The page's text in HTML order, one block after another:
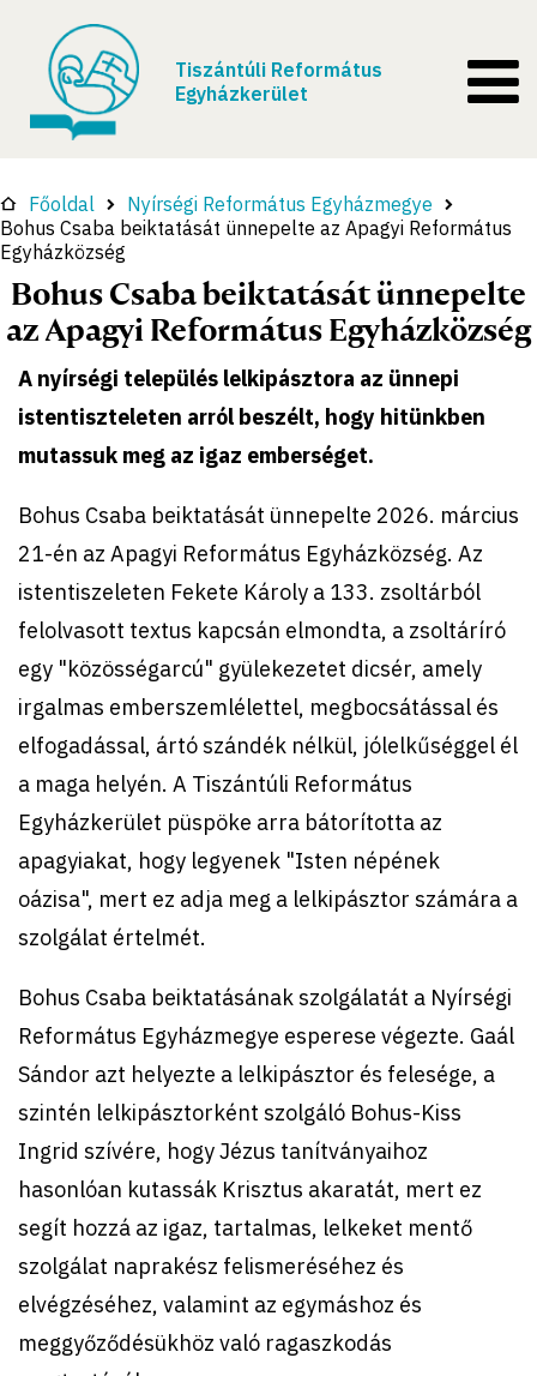
Tiszántúli Református
Egyházkerület
Főoldal
Nyírségi Református Egyházmegye
Bohus Csaba beiktatását ünnepelte az Apagyi Református
Egyházközség
Bohus Csaba beiktatását ünnepelte
az Apagyi Református Egyházközség
A nyírségi település lelkipásztora az ünnepi
istentiszteleten arról beszélt, hogy hitünkben
mutassuk meg az igaz emberséget.
Bohus Csaba beiktatását ünnepelte 2026. március
21-én az Apagyi Református Egyházközség. Az
istentiszeleten Fekete Károly a 133. zsoltárból
felolvasott textus kapcsán elmondta, a zsoltáríró
egy "közösségarcú" gyülekezetet dicsér, amely
irgalmas emberszemlélettel, megbocsátással és
elfogadással, ártó szándék nélkül, jólelkűséggel él
a maga helyén. A Tiszántúli Református
Egyházkerület püspöke arra bátorította az
apagyiakat, hogy legyenek "Isten népének
oázisa", mert ez adja meg a lelkipásztor számára a
szolgálat értelmét.
Bohus Csaba beiktatásának szolgálatát a Nyírségi
Református Egyházmegye esperese végezte. Gaál
Sándor azt helyezte a lelkipásztor és felesége, a
szintén lelkipásztorként szolgáló Bohus-Kiss
Ingrid szívére, hogy Jézus tanítványaihoz
hasonlóan kutassák Krisztus akaratát, mert ez
segít hozzá az igaz, tartalmas, lelkeket mentő
szolgálat naprakész felismeréséhez és
elvégzéséhez, valamint az egymáshoz és
meggyőződésükhöz való ragaszkodás